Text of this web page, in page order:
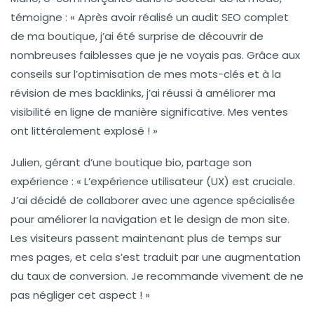
témoigne : « Après avoir réalisé un audit SEO complet
de ma boutique, j’ai été surprise de découvrir de
nombreuses faiblesses que je ne voyais pas. Grâce aux
conseils sur l’optimisation de mes mots-clés et à la
révision de mes backlinks, j’ai réussi à améliorer ma
visibilité en ligne de manière significative. Mes ventes
ont littéralement explosé ! »
Julien, gérant d’une boutique bio, partage son
expérience : « L’expérience utilisateur (UX) est cruciale.
J’ai décidé de collaborer avec une agence spécialisée
pour améliorer la navigation et le design de mon site.
Les visiteurs passent maintenant plus de temps sur
mes pages, et cela s’est traduit par une augmentation
du taux de conversion. Je recommande vivement de ne
pas négliger cet aspect ! »